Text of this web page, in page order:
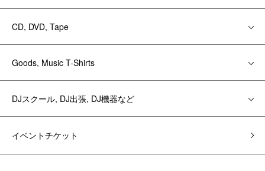
CD, DVD, Tape
Goods, Music T-Shirts
DJスクール, DJ出張, DJ機器など
イベントチケット